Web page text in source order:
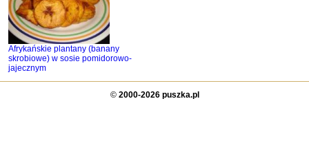
Afrykańskie plantany (banany
skrobiowe) w sosie pomidorowo-
jajecznym
© 2000-2026 puszka.pl